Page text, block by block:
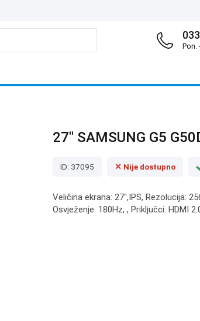
Pon.
27" SAMSUNG G5
ID: 37095 ✕ Nije dostupno
Veličina ekrana: 27",IPS, Rezolucija:
Osvježenje: 180Hz, , Priključci: HDMI